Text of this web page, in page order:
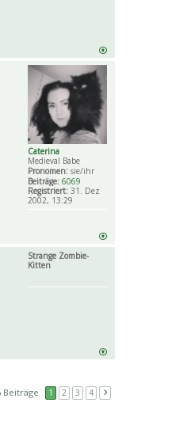
senden
Caterina
Medieval Babe
Pronomen: sie/ihr
Beiträge: 6069
Registriert: 31. Dez
2002, 13:29
senden
Strange Zombie-
Kitten
senden
Beiträge 1 2 3 4